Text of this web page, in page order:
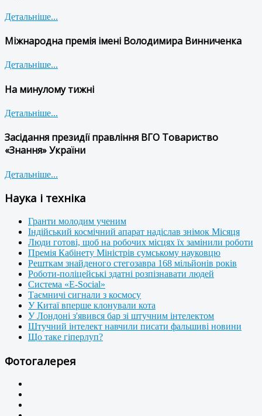
Детальніше...
Міжнародна премія імені Володимира Винниченка
Детальніше...
На минулому тижні
Детальніше...
Засідання президії правління ВГО Товариство
«Знання» України
Детальніше...
Наука і техніка
Гранти молодим ученим
Індійський космічний апарат надіслав знімок Місяця
Люди готові, щоб на робочих місцях їх замінили роботи
Премія Кабінету Міністрів сумському науковцю
Решткам знайденого стегозавра 168 мільйонів років
Роботи-поліцейські здатні розпізнавати людей
Система «E-Social»
Таємничі сигнали з космосу
У Китаї вперше клонували кота
У Лондоні з'явився бар зі штучним інтелектом
Штучний інтелект навчили писати фальшиві новини
Що таке гіперлуп?
Фотогалерея